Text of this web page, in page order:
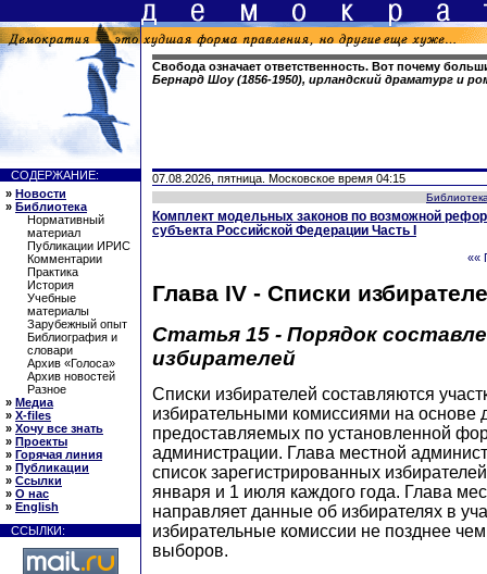
Свобода означает ответственность. Вот почему
Бернард Шоу (1856-1950), ирландский драматург и
СОДЕРЖАНИЕ:
» Новости
» Библиотека
Нормативный
материал
Публикации ИРИС
Комментарии
Практика
История
Учебные
материалы
Зарубежный опыт
Библиография и
словари
Архив «Голоса»
Архив новостей
Разное
» Медиа
» X-files
» Хочу все знать
» Проекты
» Горячая линия
» Публикации
» Ссылки
» О нас
» English
ССЫЛКИ:
07.08.2026, пятница. Московское время 04:15
Комплект модельных законов по возможной
субъекта Российской Федерации Часть I
««
Глава IV - Списки
Статья 15 - Порядок
избирателей
Списки избирателей составляются
избирательными комиссиями на основе
предоставляемых по установленной
администрации. Глава местной
список зарегистрированных
января и 1 июля каждого года. Глава
направляет данные об избирателях в
избирательные комиссии не позднее
выборов.